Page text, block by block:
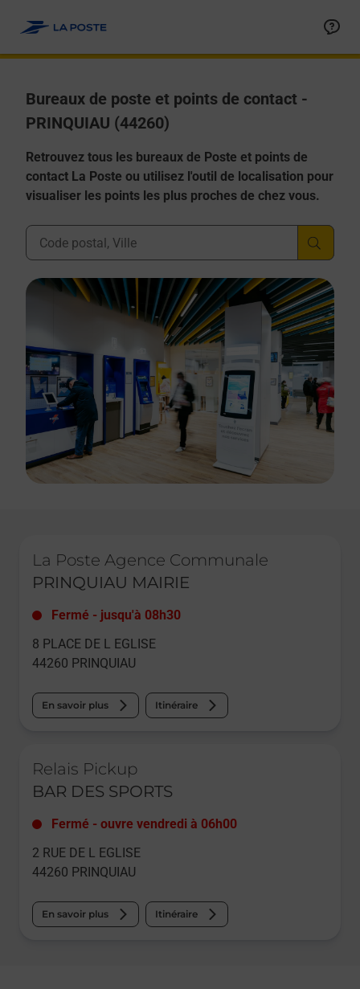
Bureaux de poste et points de contact -
PRINQUIAU (44260)
Retrouvez tous les bureaux de Poste et points de
contact La Poste ou utilisez l'outil de localisation pour
visualiser les points les plus proches de chez vous.
Ville, Département, Code Postal
La Poste Agence Communale
PRINQUIAU MAIRIE
Fermé - jusqu'à 08h30
8 PLACE DE L EGLISE
44260 PRINQUIAU
En savoir plus Itinéraire
Relais Pickup
BAR DES SPORTS
Fermé - ouvre vendredi à 06h00
2 RUE DE L EGLISE
44260 PRINQUIAU
En savoir plus Itinéraire